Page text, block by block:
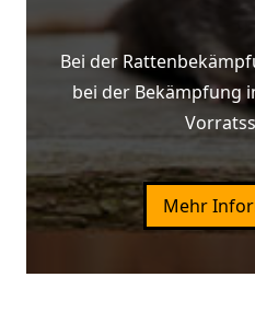
Bei der
bei der Bekämpfung
Mehr